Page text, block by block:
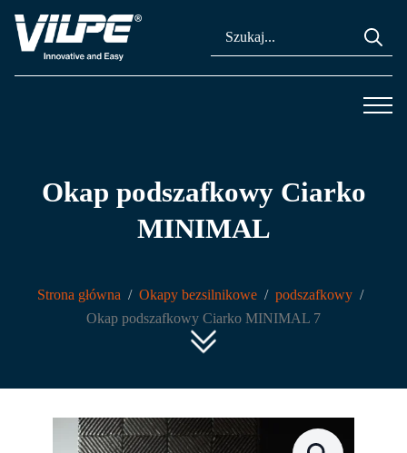
Okap podszafkowy Ciarko
MINIMAL
Strona główna Okapy bezsilnikowe
podszafkowy
Okap podszafkowy Ciarko MINIMAL 7